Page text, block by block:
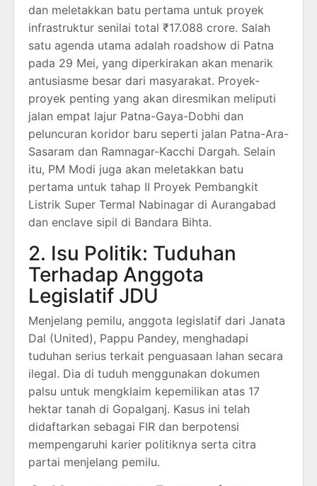
dan meletakkan batu pertama untuk proyek
infrastruktur senilai total ₹17.088 crore. Salah
satu agenda utama adalah roadshow di Patna
pada 29 Mei, yang diperkirakan akan menarik
antusiasme besar dari masyarakat. Proyek-
proyek penting yang akan diresmikan meliputi
jalan empat lajur Patna-Gaya-Dobhi dan
peluncuran koridor baru seperti jalan Patna-Ara-
Sasaram dan Ramnagar-Kacchi Dargah. Selain
itu, PM Modi juga akan meletakkan batu
pertama untuk tahap II Proyek Pembangkit
Listrik Super Termal Nabinagar di Aurangabad
dan enclave sipil di Bandara Bihta.
2. Isu Politik: Tuduhan
Terhadap Anggota
Legislatif JDU
Menjelang pemilu, anggota legislatif dari Janata
Dal (United), Pappu Pandey, menghadapi
tuduhan serius terkait penguasaan lahan secara
ilegal. Dia di tuduh menggunakan dokumen
palsu untuk mengklaim kepemilikan atas 17
hektar tanah di Gopalganj. Kasus ini telah
didaftarkan sebagai FIR dan berpotensi
mempengaruhi karier politiknya serta citra
partai menjelang pemilu.